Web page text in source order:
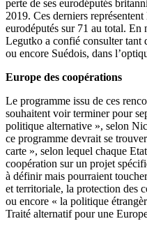
perte de ses eurodéputés
2019. Ces derniers
eurodéputés sur 71 au total. En
Legutko a confié consulter tant
ou encore Suédois, dans
Europe des coopérations
Le programme issu de ces
souhaitent voir terminer pour
politique alternative », selon
ce programme devrait se
carte », selon lequel chaque
coopération sur un projet
à définir mais pourraient
et territoriale, la protection des
ou encore « la politique
Traité alternatif pour une